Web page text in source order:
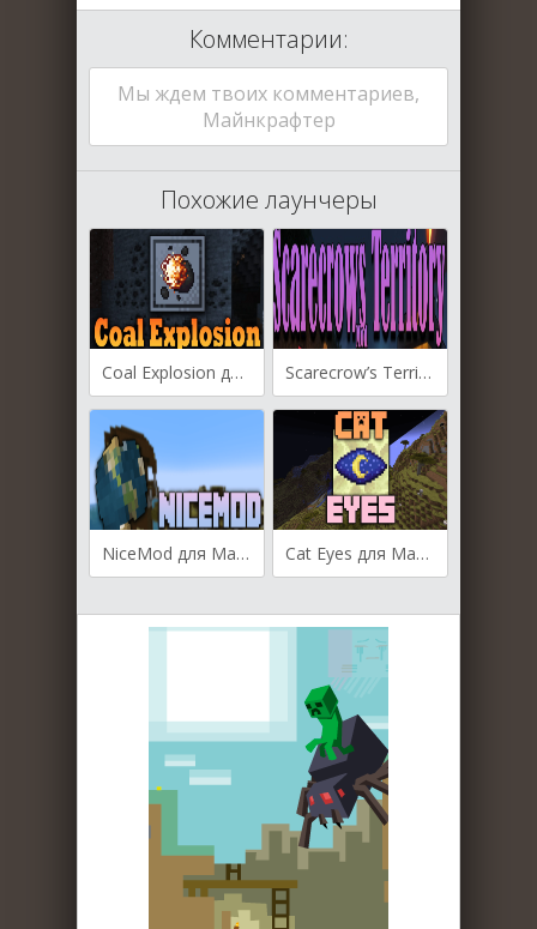
Комментарии:
Мы ждем твоих комментариев,
Майнкрафтер
Похожие лаунчеры
Coal Explosion для Майнкрафт [1.20.2, 1.20.1, 1.19.4] Scarecrow’s Territory для Майнкрафт [1.20.2, 1.20.1, 1.20]
NiceMod для Майнкрафт [1.20.2, 1.20.1, 1.20] Cat Eyes для Майнкрафт [1.20.1, 1.20, 1.19.4]